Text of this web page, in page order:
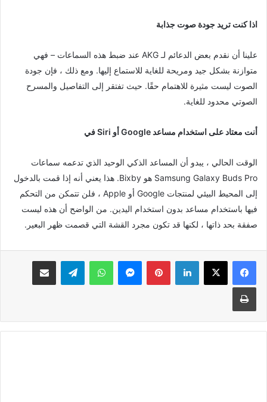
اذا كنت تريد جودة صوت جذابة
علينا أن نقدم بعض الدعائم لـ AKG عند ضبط هذه السماعات – فهي
متوازنة بشكل جيد ومريحة للغاية للاستماع إليها. ومع ذلك ، فإن جودة
الصوت ليست مثيرة للاهتمام حقًا. حيث تفتقر إلى التفاصيل والمسرح
الصوتي محدود للغاية.
أنت معتاد على استخدام مساعد Google أو Siri في
الوقت الحالي ، يبدو أن المساعد الذكي الوحيد الذي تدعمه سماعات
Samsung Galaxy Buds Pro هو Bixby. هذا يعني أنه إذا قمت بالدخول
إلى المحيط البيئي لمنتجات Google أو Apple ، فلن تتمكن من التحكم
فيها باستخدام مساعد بدون استخدام اليدين. من الواضح أن هذه ليست
صفقة بحد ذاتها ، لكنها قد تكون مجرد القشة التي قصمت ظهر البعير.
لينكدإن بينتيريستماسنجر واتساب تيلقرام مشاركة عبر البريد
طباعة